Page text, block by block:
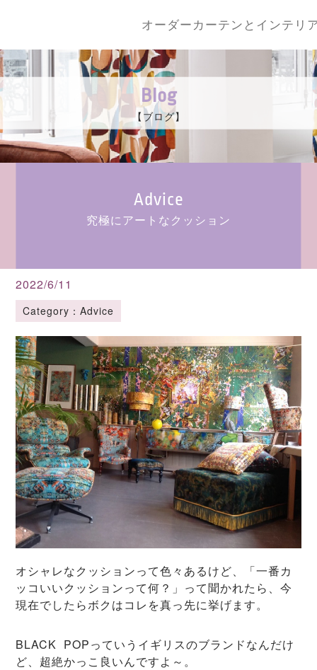
オーダーカーテンとインテリ
Blog
【ブログ】
Advice
究極にアートなクッション
2022/6/11
Category：Advice
オシャレなクッションって色々あるけど、「一番カ
ッコいいクッションって何？」って聞かれたら、今
現在でしたらボクはコレを真っ先に挙げます。
BLACK POPっていうイギリスのブランドなんだけ
ど、超絶かっこ良いんですよ～。